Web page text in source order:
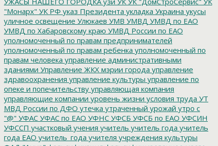
"Монарх" УК РФ указ Президента укладка Украина укусы
уличное освещение Улюкаев УМВ УМВД УМВД по ЕАО
УМВД по Хабаровскому краю УМВД России по ЕАО
уполномоченный по правам предпринимателей
уполномоченный по правам ребенка уполномоченный по
правам человека управление административными
зданиями Управление ЖКХ мэрии города управление
здравоохранения управление культуры управление по
опеке и попечительству управляющая компания
управляющие компании уровень жизни условия труда УТ
МВД России по ДФО утечка утраченный урожай утро с
"@" УФАС УФАС по ЕАО УФНС УФСБ УФСБ по ЕАО УФСИН
УФССП участковый учения учитель учитель года учитель
года ЕАО учитель_года учителя учреждения культуры